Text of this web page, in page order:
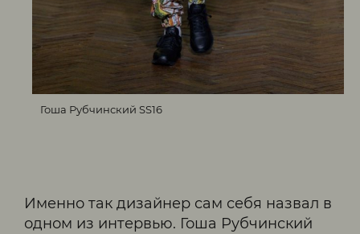
Гоша Рубчинский SS16
Именно так дизайнер сам себя назвал в
одном из интервью. Гоша Рубчинский